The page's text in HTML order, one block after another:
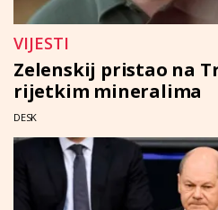
VIJESTI
Zelenskij pristao na
rijetkim mineralima
DESK